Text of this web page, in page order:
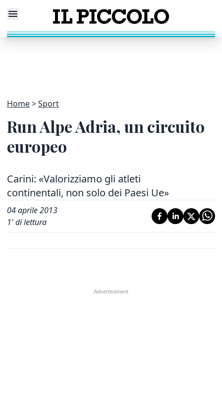
Home Sport
Run Alpe Adria, un circuito
europeo
Carini: «Valorizziamo gli atleti
continentali, non solo dei Paesi Ue»
04 aprile 2013
1' di lettura